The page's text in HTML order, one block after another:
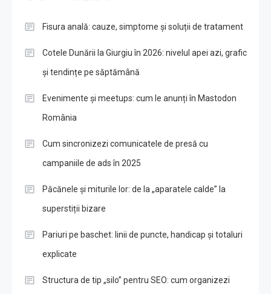
Fisura anală: cauze, simptome și soluții de tratament
Cotele Dunării la Giurgiu în 2026: nivelul apei azi, grafic
și tendințe pe săptămână
Evenimente și meetups: cum le anunți în Mastodon
România
Cum sincronizezi comunicatele de presă cu
campaniile de ads în 2025
Păcănele și miturile lor: de la „aparatele calde” la
superstiții bizare
Pariuri pe baschet: linii de puncte, handicap și totaluri
explicate
Structura de tip „silo” pentru SEO: cum organizezi